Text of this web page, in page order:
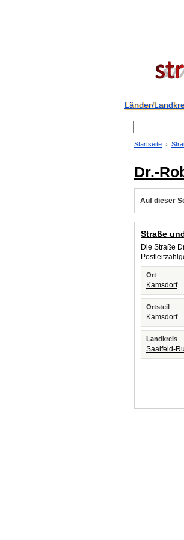
Länder/
Startseite
Dr.-
Auf dieser
Straße
Die Straße
Ort
Kamsdorf
Ortsteil
Kamsdorf
Landkreis
Saalfeld-